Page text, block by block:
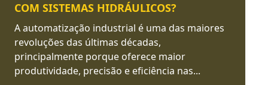
COM SISTEMAS HIDRÁULICOS?
A automatização industrial é uma das maiores
revoluções das últimas décadas,
principalmente porque oferece maior
produtividade, precisão e eficiência nas...